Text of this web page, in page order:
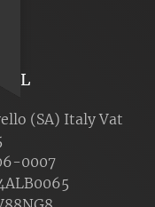
(SA) Italy Vat
0007